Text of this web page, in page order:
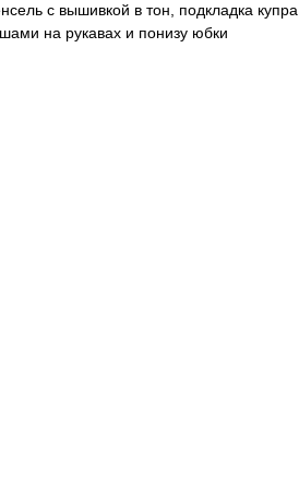
с вышивкой в тон, подкладка купра
на рукавах и понизу юбки